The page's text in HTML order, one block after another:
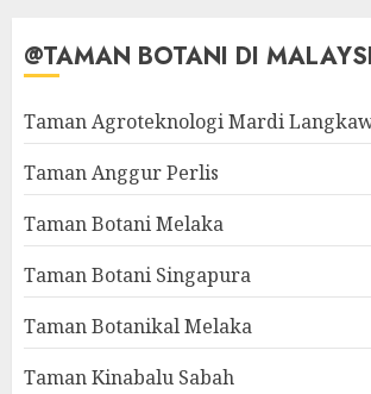
@TAMAN BOTANI DI
Taman Agroteknologi Mardi
Taman Anggur Perlis
Taman Botani Melaka
Taman Botani Singapura
Taman Botanikal Melaka
Taman Kinabalu Sabah